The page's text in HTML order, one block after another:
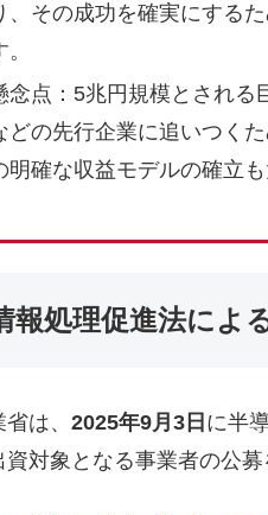
、その成功を確実にする
念点：5兆円規模とされる
どの先行企業に追いつく
明確な収益モデルの確立
報処理促進法によ
は、 2025年9月3日 に半
対象となる事業者の公募